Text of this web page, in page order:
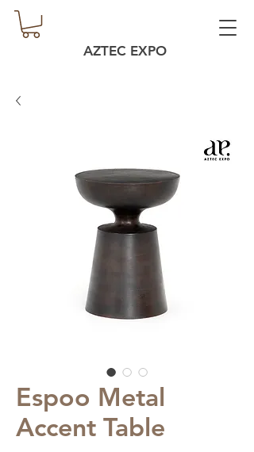
AZTEC EXPO
Espoo Metal
Accent Table